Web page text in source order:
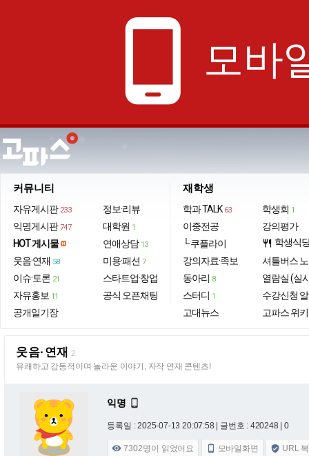
phone_android 모바
커뮤니티
자유게시판 233
익명게시판 747
HOT 게시물
웃음·연재 58
이슈·토론 21
자유홍보 11
공개일기장
정보·리뷰
대학원 1
연애상담 13
미용·패션 7
스타트업·창업
공식 오픈채팅
재학생
학과 TALK 63
이중전공
└ 쿠플라이
강의자료·족보
동아리 8
스터디 1
고대뉴스
학생회 1
강의평가
restaurant 학생식
셔틀버스
열람실 (실
수강신청
고파스 위키
웃음·연재 2
유쾌하고 감동적이며 놀라운 이야기, 자작 연재 콘텐츠!
익명 
등록일 : 2025-07-13 20:07:58 | 글번호 : 420248 | 0
 7302명이 읽었어요  모바일화면  URL